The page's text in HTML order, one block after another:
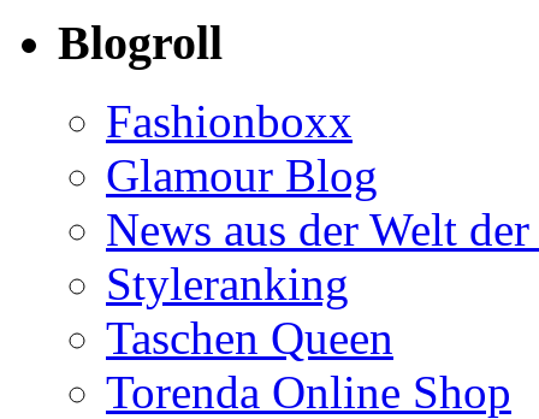
Blogroll
Fashionboxx
Glamour Blog
News aus der Welt
Styleranking
Taschen Queen
Torenda Online Shop